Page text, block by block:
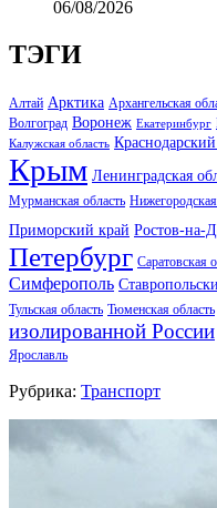
06/08/2026
ТЭГИ
Алтай Арктика Архангельская
Волгоград Воронеж Екатеринбург
Калужская область
Крым Ленинградская
Мурманская область Нижегородская
Приморский край Ростов-на-
Петербург Саратовская
Симферополь
Тульская область Тюменская область
изолированной России
Ярославль
Рубрика: Транспорт